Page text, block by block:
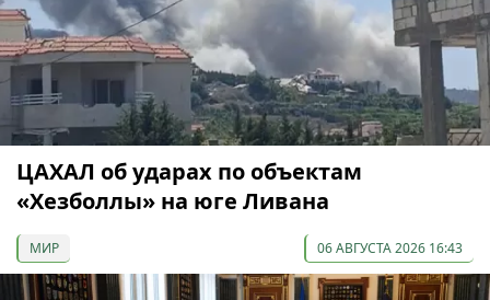
ЦАХАЛ об ударах по объектам
«Хезболлы» на юге Ливана
МИР 06 АВГУСТА 2026 16:43